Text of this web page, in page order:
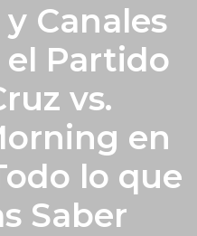
Canales
el Partido
vs.
en
lo que
Saber